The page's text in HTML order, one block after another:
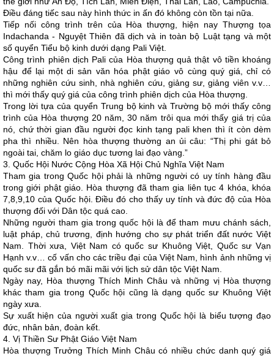
Điều đáng tiếc sau này hình thức in ấn đó không còn tồn tại nữa.
Tiếp nối công trình trên của Hòa thượng, hiện nay Thượng tọa
Indachanda - Nguyệt Thiên đã dịch và in toàn bộ Luật tạng và một
số quyển Tiểu bộ kinh dưới dạng Pali Việt.
Công trình phiên dịch Pali của Hòa thượng quả thật vô tiền khoáng
hậu để lại một di sản văn hóa phật giáo vô cùng quý giá, chỉ có
những nghiên cứu sinh, nhà nghiên cứu, giảng sư, giảng viên v.v…
thì mới thấy quý giá của công trình phiên dịch của Hòa thượng.
Trong lời tựa của quyển Trung bộ kinh và Trường bộ mới thấy công
trình của Hòa thượng 20 năm, 30 năm trôi qua mới thấy giá trị của
nó, chứ thời gian đầu người đọc kinh tạng pali khen thì ít còn dèm
pha thì nhiều. Nên hòa thượng thường an ủi câu: “Thị phi gát bỏ
ngoài tai, chăm lo giáo dục tương lai đạo vàng.”
3. Quốc Hội Nước Cộng Hòa Xã Hội Chủ Nghĩa Việt Nam
Tham gia trong Quốc hội phải là những người có uy tính hàng đầu
trong giới phật giáo. Hòa thượng đã tham gia liên tục 4 khóa, khóa
7,8,9,10 của Quốc hội. Điều đó cho thấy uy tính và đức độ của Hòa
thượng đối với Dân tộc quá cao.
Những người tham gia trong quốc hội là để tham mưu chánh sách,
luật pháp, chủ trương, định hướng cho sự phát triển đất nước Việt
Nam. Thời xưa, Việt Nam có quốc sư Khuông Việt, Quốc sư Vạn
Hạnh v.v… cố vấn cho các triều đại của Việt Nam, hình ảnh những vị
quốc sư đã gắn bó mãi mãi với lịch sử dân tộc Việt Nam.
Ngày nay, Hòa thượng Thích Minh Châu và những vị Hòa thượng
khác tham gia trong Quốc hội cũng là dạng quốc sư Khuông Việt
ngày xưa.
Sự xuất hiện của người xuất gia trong Quốc hội là biểu tượng đạo
đức, nhân bản, đoàn kết.
4. Vị Thiền Sư Phật Giáo Việt Nam
Hòa thượng Trưởng Thích Minh Châu có nhiều chức danh quý giá